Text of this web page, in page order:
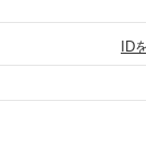
ID